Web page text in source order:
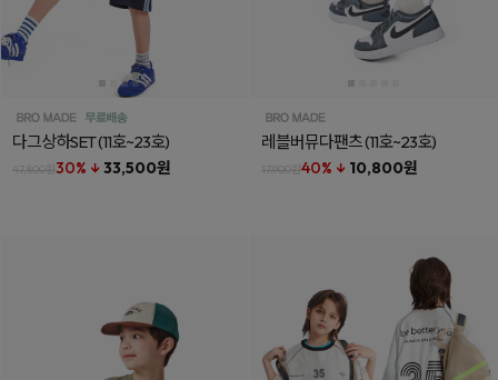
다그상하SET(11호~23호)
47,800원30% ↓ 33,500원
레블버뮤다팬츠(11호~23호)
17,900원40% ↓ 10,800원